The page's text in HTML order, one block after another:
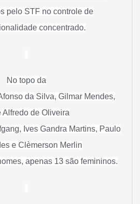
pelo STF no controle de
concentrado.
No topo da
da Silva, Gilmar Mendes,
Alfredo de Oliveira
Ives Gandra Martins, Paulo
e Clèmerson Merlin
apenas 13 são femininos.